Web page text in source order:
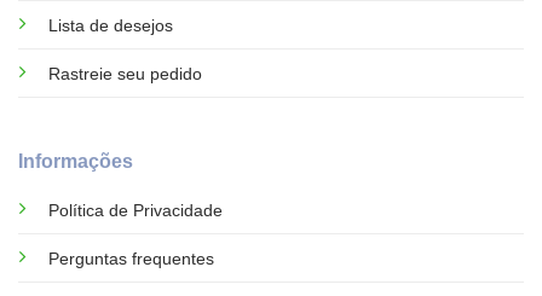
Lista de desejos
Rastreie seu pedido
Informações
Política de Privacidade
Perguntas frequentes